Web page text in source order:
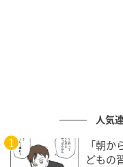
人気
「朝
どもの